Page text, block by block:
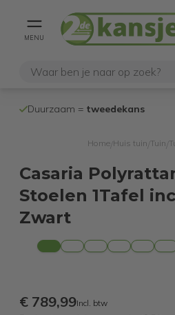
MENU
Duurzaam = tweedekans
Home Huis tuin Tuin
Casaria
Stoelen 1Tafel
Zwart
€ 789,99Incl. btw